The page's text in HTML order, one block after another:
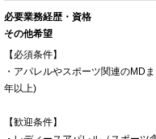
必要業務経歴・資格
その他希望
【必須条件】
・アパレルやスポーツ関連のMD
年以上)
【歓迎条件】